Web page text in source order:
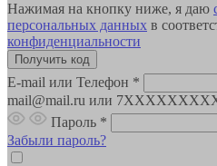
Нажимая на кнопку ниже, я даю
персональных данных в
конфиденциальности
E-mail или Телефон *
mail@mail.ru или
Пароль *
Забыли пароль?